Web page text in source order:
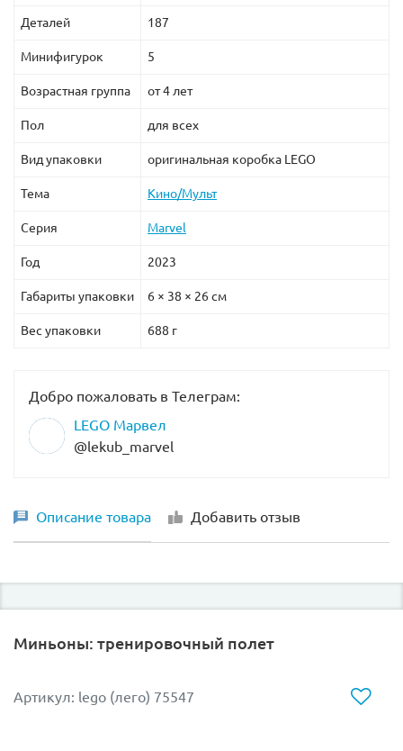
Деталей 187
Минифигурок 5
Возрастная группа от 4 лет
Пол для всех
Вид упаковки оригинальная коробка LEGO
Тема Кино/Мульт
Серия Marvel
Год 2023
Габариты упаковки 6 × 38 × 26 см
Вес упаковки 688 г
Добро пожаловать в Телеграм:
LEGO Марвел
@lekub_marvel
Описание товара Добавить отзыв
Миньоны: тренировочный полет
Артикул: lego (лего) 75547